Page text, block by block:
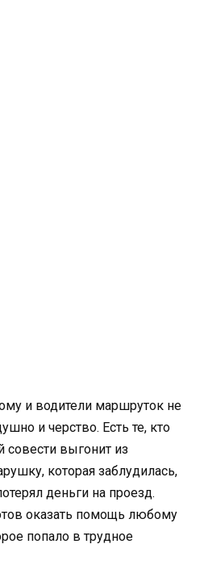
и водители маршруток не
и черство. Есть те, кто
совести выгонит из
которая заблудилась,
деньги на проезд.
оказать помощь любому
попало в трудное